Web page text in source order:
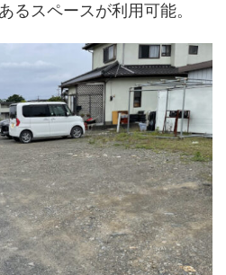
るスペースが利用可能。